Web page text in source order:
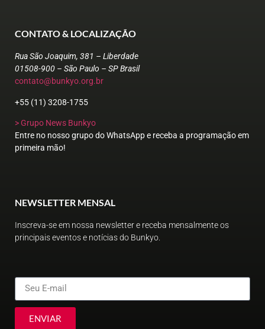
CONTATO & LOCALIZAÇÃO
Rua São Joaquim, 381 – Liberdade
01508-900 – São Paulo – SP Brasil
contato@bunkyo.org.br
+55 (11) 3208-1755
> Grupo News Bunkyo
Entre no nosso grupo do WhatsApp e receba a programação em
primeira mão!
NEWSLETTER MENSAL
Inscreva-se em nossa newsletter e receba mensalmente os
principais eventos e notícias do Bunkyo.
ENVIAR